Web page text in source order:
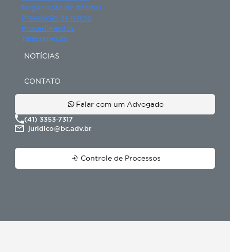
Ajuizamentos
Conheça a BC Cobranças
Localização de bens
Modelo de atuação
Negociação de débitos
Procedimentos
Telesserviçõs
Controle de Processos